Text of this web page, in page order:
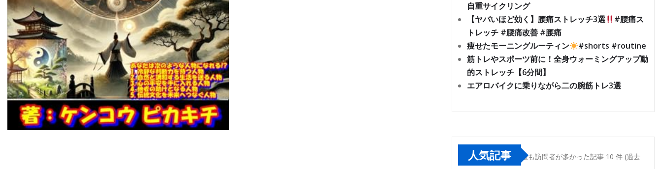
自重サイクリング
【ヤバいほど効く】腰痛ストレッチ3選
#腰痛ス
トレッチ #腰痛改善 #腰痛
痩せたモーニングルーティン
#shorts #routine
筋トレやスポーツ前に！全身ウォーミングアップ動
的ストレッチ【6分間】
エアロバイクに乗りながら二の腕筋トレ3選
人気記事 最も訪問者が多かった記事 10 件 (過去